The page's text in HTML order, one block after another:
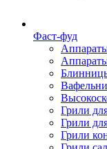
Фаст-фуд
Грили
Грили
Грили